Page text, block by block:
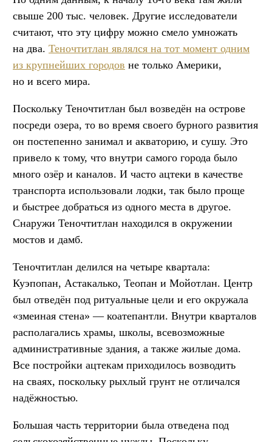
свыше 200 тыс. человек. Другие исследователи
считают, что эту цифру можно смело умножать
на два. Теночтитлан являлся на тот момент одним
из крупнейших городов не только Америки,
но и всего мира.
Поскольку Теночтитлан был возведён на острове
посреди озера, то во время своего бурного развития
он постепенно занимал и акваторию, и сушу. Это
привело к тому, что внутри самого города было
много озёр и каналов. И часто ацтеки в качестве
транспорта использовали лодки, так было проще
и быстрее добраться из одного места в другое.
Снаружи Теночтитлан находился в окружении
мостов и дамб.
Теночтитлан делился на четыре квартала:
Куэпопан, Астакалько, Теопан и Мойотлан. Центр
был отведён под ритуальные цели и его окружала
«змеиная стена» — коатепантли. Внутри кварталов
располагались храмы, школы, всевозможные
административные здания, а также жилые дома.
Все постройки ацтекам приходилось возводить
на сваях, поскольку рыхлый грунт не отличался
надёжностью.
Большая часть территории была отведена под